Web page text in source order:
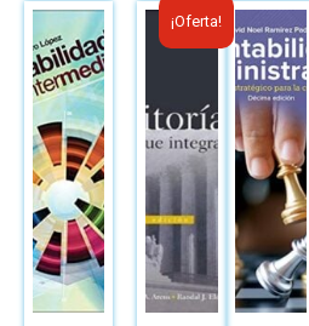
¡Oferta!
El
precio
era:
B/.51.00.
El
precio
actual
es:
B/.40.00.